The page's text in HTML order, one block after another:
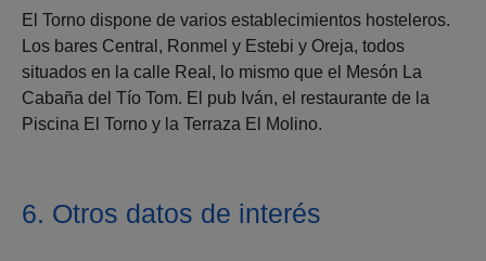
El Torno dispone de varios establecimientos hosteleros.
Los bares Central, Ronmel y Estebi y Oreja, todos
situados en la calle Real, lo mismo que el Mesón La
Cabaña del Tío Tom. El pub Iván, el restaurante de la
Piscina El Torno y la Terraza El Molino.
6. Otros datos de interés